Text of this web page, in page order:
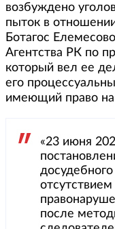
возбуждено
пыток в
Ботагос
Агентства РК по
который вел ее
его
имеющий право на
«23 июня
отсутствием
после